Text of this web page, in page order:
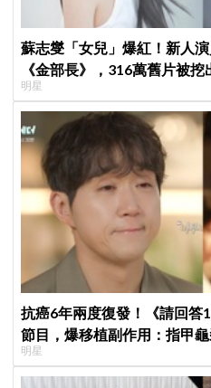
蘇志燮「女兒」爆紅！新人
《金部長》，316萬舊片被
明星
抗癌6年兩度復發！《請回答
節目，爆移植副作用：指甲
明星